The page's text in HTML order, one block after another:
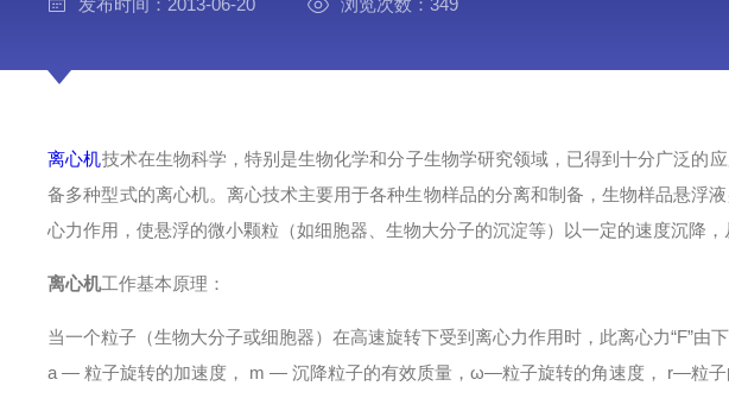
发布时间：2013-06-20 浏览次数：349
离心机技术在生物科学，特别是生物化学和分子生物学研究领域，已得到十分广泛的
备多种型式的离心机。离心技术主要用于各种生物样品的分离和制备，生物样品悬浮
心力作用，使悬浮的微小颗粒（如细胞器、生物大分子的沉淀等）以一定的速度沉降，
离心机工作基本原理：
当一个粒子（生物大分子或细胞器）在高速旋转下受到离心力作用时，此离心力“F”由
a — 粒子旋转的加速度， m — 沉降粒子的有效质量，ω—粒子旋转的角速度， r—粒子